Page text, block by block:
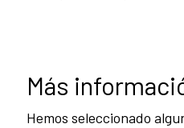
Más
Hemos seleccionado